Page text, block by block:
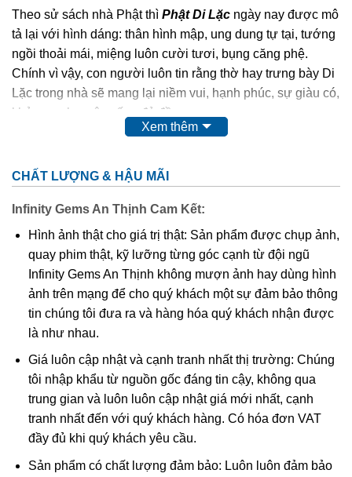
Theo sử sách nhà Phật thì Phật Di Lặc ngày nay được mô
tả lại với hình dáng: thân hình mập, ung dung tự tại, tướng
ngồi thoải mái, miệng luôn cười tươi, bụng căng phệ.
Chính vì vậy, con người luôn tin rằng thờ hay trưng bày Di
Lặc trong nhà sẽ mang lại niềm vui, hạnh phúc, sự giàu có,
khỏe mạnh, cuộc sống đủ đầy.
nghệ nhân điêu khắc nên Ngài cũng quý và sang không
kém như: các loại gỗ quý, đá quý,…
công ty, nơi công cộng thì hình ảnh Ngài cũng được điêu
khắc tinh xảo trên nền mặt dây chuyền. Điều này giúp
chúng ta có thể mang Phật bên mình mọi lúc mọi nơi để
phù hộ độ trì,…Và mặt dây chuyềnPhật Di Lặccũng được
nhiều tín đồ kể cả tín ngưỡng Phật hay không tín ngưỡng
đều ưa chuộng.
Xem thêm
CHẤT LƯỢNG & HẬU MÃI
Infinity Gems An Thịnh Cam Kết:
Hình ảnh thật cho giá trị thật: Sản phẩm được chụp ảnh,
quay phim thật, kỹ lưỡng từng góc cạnh từ đội ngũ
Infinity Gems An Thịnh không mượn ảnh hay dùng hình
ảnh trên mạng để cho quý khách một sự đảm bảo thông
tin chúng tôi đưa ra và hàng hóa quý khách nhận được
là như nhau.
Giá luôn cập nhật và cạnh tranh nhất thị trường: Chúng
tôi nhập khẩu từ nguồn gốc đáng tin cậy, không qua
trung gian và luôn luôn cập nhật giá mới nhất, cạnh
tranh nhất đến với quý khách hàng. Có hóa đơn VAT
đầy đủ khi quý khách yêu cầu.
Sản phẩm có chất lượng đảm bảo: Luôn luôn đảm bảo